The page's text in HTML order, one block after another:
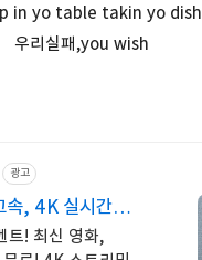
in yo table takin yo dish
우리실패,you wish
광고
속, 4K 실시간
트! 최신 영화,